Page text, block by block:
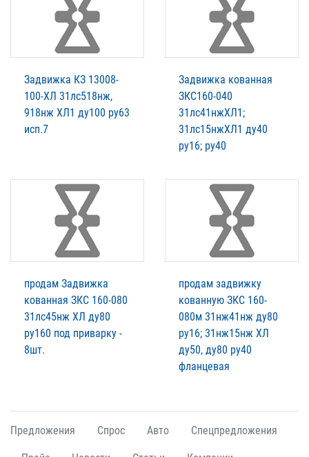
Задвижка КЗ 13008-
100-ХЛ 31лс518нж,
918нж ХЛ1 ду100 ру63
исп.7
Задвижка кованная
ЗКС160-040
31лс41нжХЛ1;
31лс15нжХЛ1 ду40
ру16; ру40
продам Задвижка
кованная ЗКС 160-080
31лс45нж ХЛ ду80
ру160 под приварку -
8шт.
продам задвижку
кованную ЗКС 160-
080м 31нж41нж ду80
ру16; 31нж15нж ХЛ
ду50, ду80 ру40
фланцевая
Предложения Спрос Авто Спецпредложения